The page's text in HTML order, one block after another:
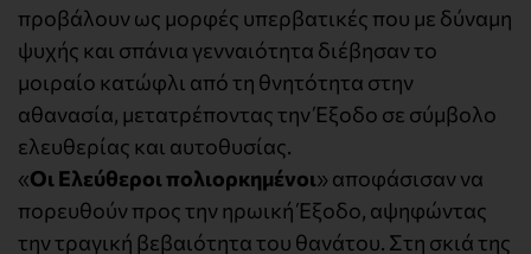
προβάλουν ως μορφές υπερβατικές που με δύναμη
ψυχής και σπάνια γενναιότητα διέβησαν το
μοιραίο κατώφλι από τη θνητότητα στην
αθανασία, μετατρέποντας την Έξοδο σε σύμβολο
ελευθερίας και αυτοθυσίας.
«Οι Ελεύθεροι πολιορκημένοι» αποφάσισαν να
πορευθούν προς την ηρωική Έξοδο, αψηφώντας
την τραγική βεβαιότητα του θανάτου. Στη σκιά της